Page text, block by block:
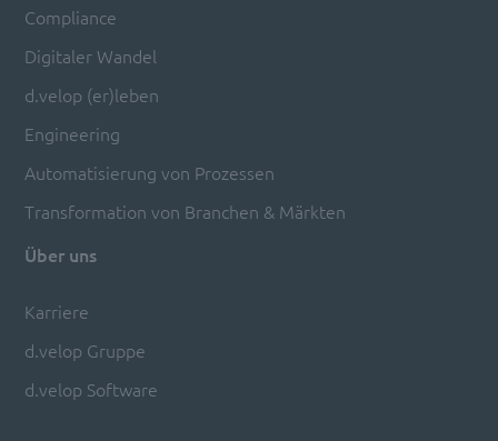
Compliance
Digitaler Wandel
d.velop (er)leben
Engineering
Automatisierung von Prozessen
Transformation von Branchen & Märkten
Über uns
Karriere
d.velop Gruppe
d.velop Software